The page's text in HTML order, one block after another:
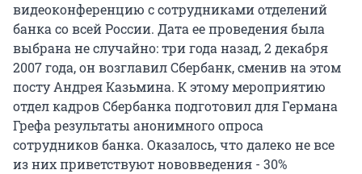
видеоконференцию с сотрудниками отделений
банка со всей России. Дата ее проведения была
выбрана не случайно: три года назад, 2 декабря
2007 года, он возглавил Сбербанк, сменив на этом
посту Андрея Казьмина. К этому мероприятию
отдел кадров Сбербанка подготовил для Германа
Грефа результаты анонимного опроса
сотрудников банка. Оказалось, что далеко не все
из них приветствуют нововведения - 30%